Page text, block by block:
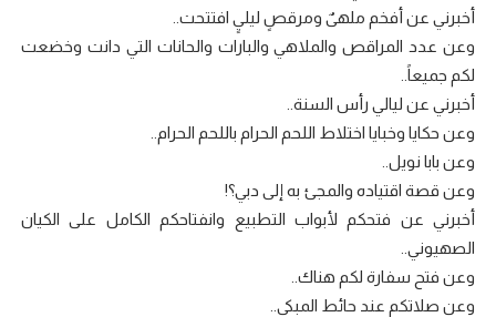
أخبرني عن أفخم ملهىٌ ومرقصٍ ليليٍ افتتحت..
وعن عدد المراقص والملاهي والبارات والحانات التي دانت وخضعت
لكم جميعاً..
أخبرني عن ليالي رأس السنة..
وعن حكايا وخبايا اختلاط اللحم الحرام باللحم الحرام..
وعن بابا نويل..
وعن قصة اقتياده والمجئ به إلى دبي؟!
أخبرني عن فتحكم لأبواب التطبيع وانفتاحكم الكامل على الكيان
الصهيوني..
وعن فتح سفارة لكم هناك..
وعن صلاتكم عند حائط المبكى..